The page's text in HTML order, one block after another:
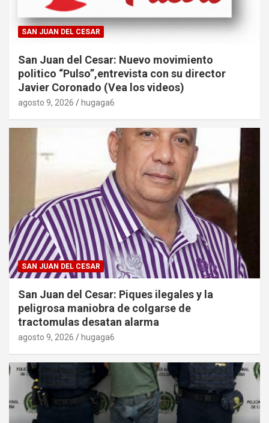
SAN JUAN DEL CESAR
San Juan del Cesar: Nuevo movimiento
politico “Pulso”,entrevista con su director
Javier Coronado (Vea los videos)
agosto 9, 2026 hugaga6
SAN JUAN DEL CESAR
San Juan del Cesar: Piques ilegales y la
peligrosa maniobra de colgarse de
tractomulas desatan alarma
agosto 9, 2026 hugaga6